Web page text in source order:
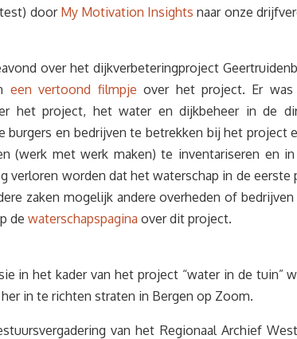
door My Motivation Insights naar onze
over het dijkverbeteringproject
een vertoond filmpje over het project. Er
het project, het water en dijkbeheer in de
burgers en bedrijven te betrekken bij het project
(werk met werk maken) te inventariseren en
verloren worden dat het waterschap in de eerste
zaken mogelijk andere overheden of
de waterschapspagina over dit project.
in het kader van het project “water in de tuin”
in te richten straten in Bergen op Zoom.
van het Regionaal Archief